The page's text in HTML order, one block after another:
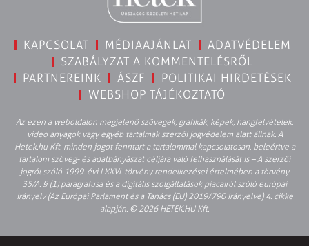
KAPCSOLAT MÉDIAAJÁNLAT
ADATVÉDELEM
SZABÁLYZAT A KOMMENTELÉSRŐL
PARTNEREINK
ÁSZF
POLITIKAI HIRDETÉSEK
WEBSHOP TÁJÉKOZTATÓ
Az ezen a weboldalon megjelenő szövegek, grafikák, képek, hangfelvételek,
video anyagok vagy egyéb tartalmak szerzői jogvédelem alatt állnak. A
Hetek.hu Kft. minden jogot fenntart a tartalommal kapcsolatosan, beleértve a
tartalom szöveg- és adatbányászat céljára való felhasználását is – A szerzői
jogról szóló 1999. évi LXXVI. törvény rendelkezései értelmében a törvény
35/A. § (1) paragrafusa és a digitális szolgáltatások piacairól szóló európai
irányelv (Az Európai Parlament és a Tanács (EU) 2019/790 Irányelve) 4. cikke
alapján. © 2026 HETEK.HU Kft.